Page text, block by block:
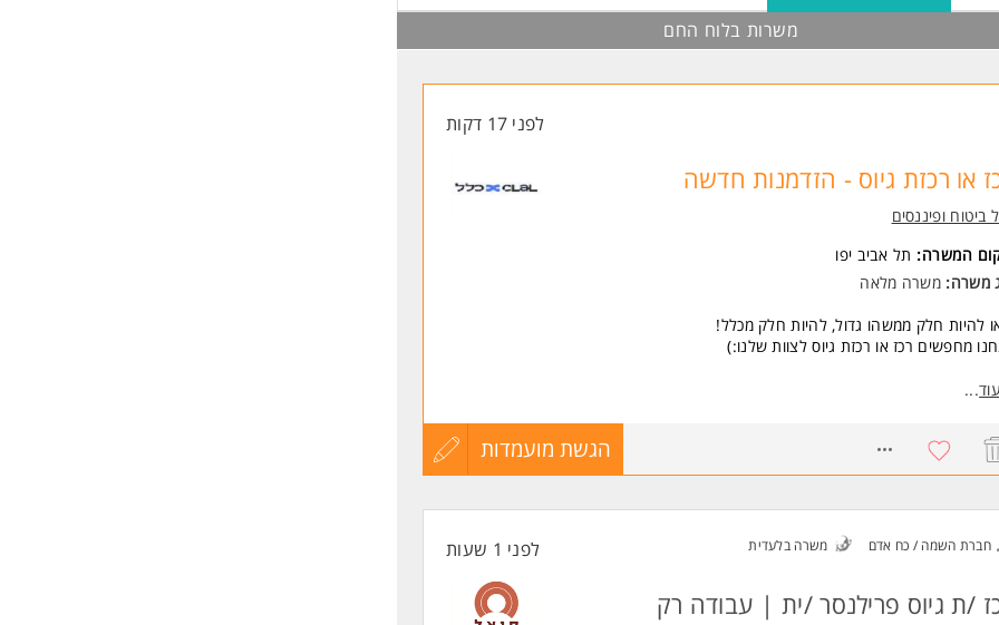
משרות בלוח החם
לפני 17 דקות
או רכזת גיוס - הזדמנות חדשה
ביטוח ופיננסים
המשרה: תל אביב יפו
משרה: משרה מלאה
להיות חלק ממשהו גדול, להיות חלק מכלל!
מחפשים רכז או רכזת גיוס לצוות שלנו:)
צמוד עם מנהלים מגייסים
ותנהלו מקורות גיוס, ותאתרו מועמדים בצורה יזומה
היא מעסיקה שתומכת בגיוון והכלה ומגייסת מועמדים ומועמדות מרקע שונה.
להגיד שהמשרה מיועדת לנשים, גברים וכל מי שביניהם:)
אנחנו מחפשים?
עוד...
הגשת מועמדות
עדכון
חברת השמה / כח אדם משרה בלעדית לפני 1 שעות
/ת גיוס פרילנסר /ית | עבודה רק